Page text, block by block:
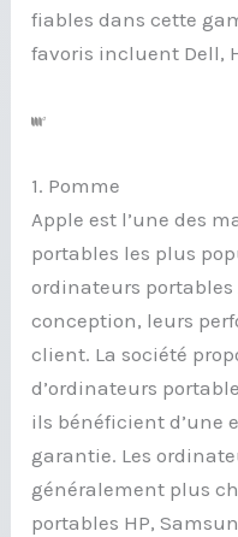
fiables dans cette
favoris incluent Dell,
1. Pomme
Apple est l’une des
portables les plus
ordinateurs
conception, leurs
client. La société
d’ordinateurs
ils bénéficient d’une
garantie. Les
généralement plus
portables HP,